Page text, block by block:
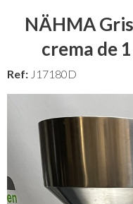
NÄHMA
crema de
Ref: J17180D